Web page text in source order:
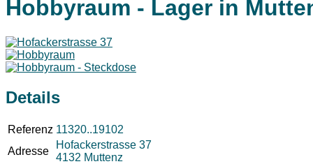
Hobbyraum - Lager in
Details
Referenz 11320..19102
Adresse
Hofackerstrasse 37
4132 Muttenz